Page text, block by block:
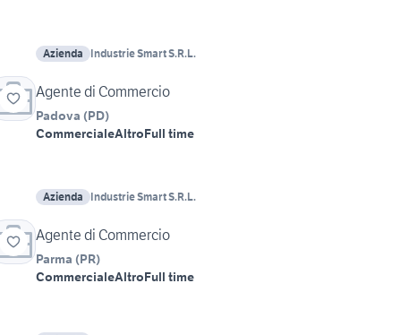
Azienda Industrie Smart S.R.L.
Agente di Commercio
Padova (PD)
CommercialeAltroFull time
Azienda Industrie Smart S.R.L.
Agente di Commercio
Parma (PR)
CommercialeAltroFull time